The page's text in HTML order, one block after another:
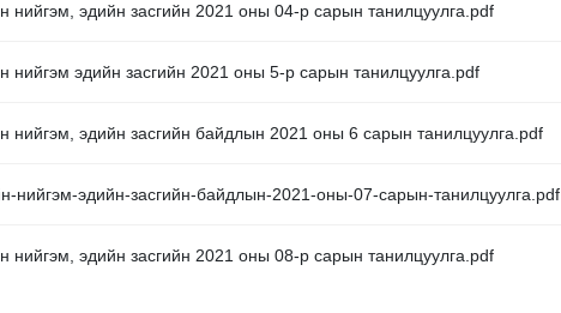
нийгэм, эдийн засгийн 2021 оны 04-р сарын танилцуулга.pdf
нийгэм эдийн засгийн 2021 оны 5-р сарын танилцуулга.pdf
нийгэм, эдийн засгийн байдлын 2021 оны 6 сарын танилцуулга.pdf
нийгэм-эдийн-засгийн-байдлын-2021-оны-07-сарын-танилцуулга.pdf
нийгэм, эдийн засгийн 2021 оны 08-р сарын танилцуулга.pdf